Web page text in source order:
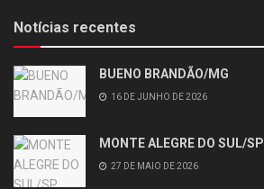
Notícias recentes
BUENO BRANDÃO/MG
16 DE JUNHO DE 2026
MONTE ALEGRE DO SUL/SP
27 DE MAIO DE 2026